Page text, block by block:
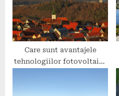
Care sunt avantajele
tehnologiilor fotovoltaice